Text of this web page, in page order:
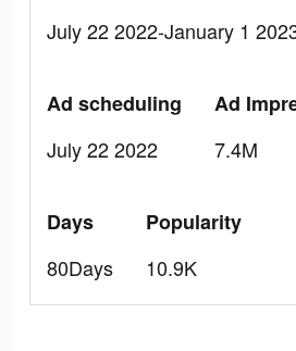
July 22 2022-January 1
Ad scheduling
July 22 2022
Ad
7.4M
Days
80Days
Popularity
10.9K